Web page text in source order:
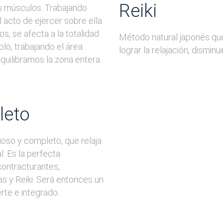
Trabajando
acto de ejercer sobre ella
se afecta a la totalidad
trabajando el área
la zona entera
Reiki
Método natural japonés
lograr la relajación,
y completo, que relaja
Es la perfecta
y Reiki. Será entonces un
e integrado.